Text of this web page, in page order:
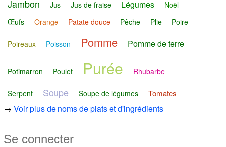
Jambon Jus Jus de fraise Légumes
Noël
Œufs
Orange Patate douce Pêche Plie Poire
Poireaux Poisson Pomme Pomme de terre
Potimarron Poulet Purée Rhubarbe
Serpent Soupe Soupe de légumes Tomates
→Voir plus de noms de plats et d'ingrédients
Se connecter